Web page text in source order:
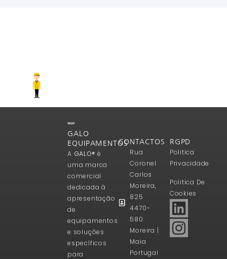
GALO
EQUIPAMENTOS
A GALO® é
uma marca
comercial
dedicada à
apresentação
de
equipamentos
e soluções
específicos
para
CONTACTOS
Rua
Coronel
Carlos
Moreira,
825
4470-
580
Moreira |
Maia
Portugal
RGPD
Politica
Privacidade
Politica De
Cookies